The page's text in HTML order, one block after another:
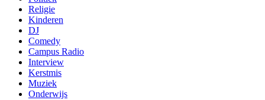
Religie
Kinderen
DJ
Comedy
Campus Radio
Interview
Kerstmis
Muziek
Onderwijs